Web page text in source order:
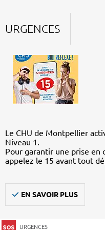
URGENCES
Le CHU de Montpellier
Niveau 1.
Pour garantir une prise en
appelez le 15 avant tout
EN SAVOIR PLUS
URGENCES